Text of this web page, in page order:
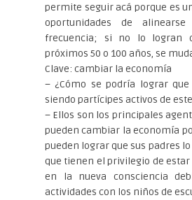
permite seguir acá porque es
oportunidades de
frecuencia; si no lo logran
próximos 50 o 100 años, se
Clave: cambiar la economía
– ¿Cómo se podría lograr
siendo partícipes activos de
– Ellos son los principales
pueden cambiar la economía
pueden lograr que sus padres
que tienen el privilegio de estar
en la nueva consciencia
actividades con los niños de